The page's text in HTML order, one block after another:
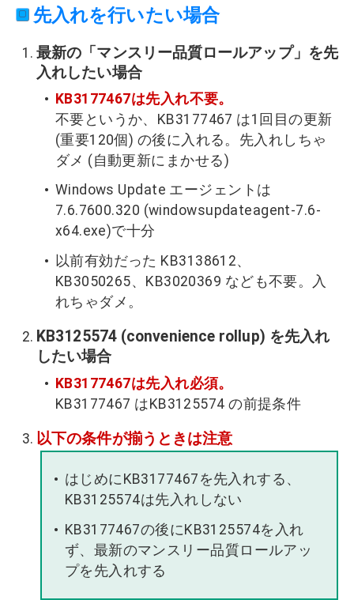
先入れを行いたい場合
最新の「マンスリー品質ロールアップ」を先
入れしたい場合
KB3177467は先入れ不要。
不要というか、KB3177467 は1回目の更新
(重要120個) の後に入れる。先入れしちゃ
ダメ (自動更新にまかせる)
Windows Update エージェントは
7.6.7600.320 (windowsupdateagent-7.6-
x64.exe)で十分
以前有効だった KB3138612、
KB3050265、KB3020369 なども不要。入
れちゃダメ。
KB3125574 (convenience rollup) を先入れ
したい場合
KB3177467は先入れ必須。
KB3177467 はKB3125574 の前提条件
以下の条件が揃うときは注意
はじめにKB3177467を先入れする、
KB3125574は先入れしない
KB3177467の後にKB3125574を入れ
ず、最新のマンスリー品質ロールアッ
プを先入れする